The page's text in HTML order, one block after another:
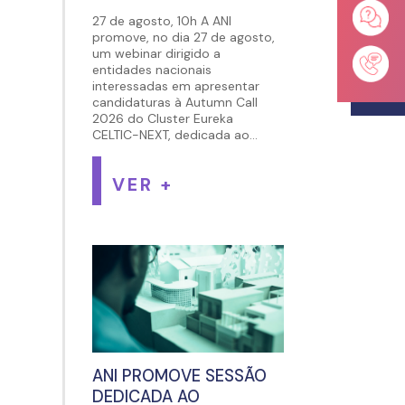
27 de agosto, 10h A ANI
promove, no dia 27 de agosto,
um webinar dirigido a
entidades nacionais
interessadas em apresentar
candidaturas à Autumn Call
2026 do Cluster Eureka
CELTIC-NEXT, dedicada ao...
VER +
ANI PROMOVE SESSÃO
DEDICADA AO